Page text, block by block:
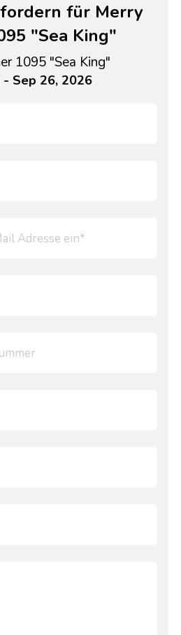
für Merry
"Sea King"
1095 "Sea King"
- Sep 26, 2026